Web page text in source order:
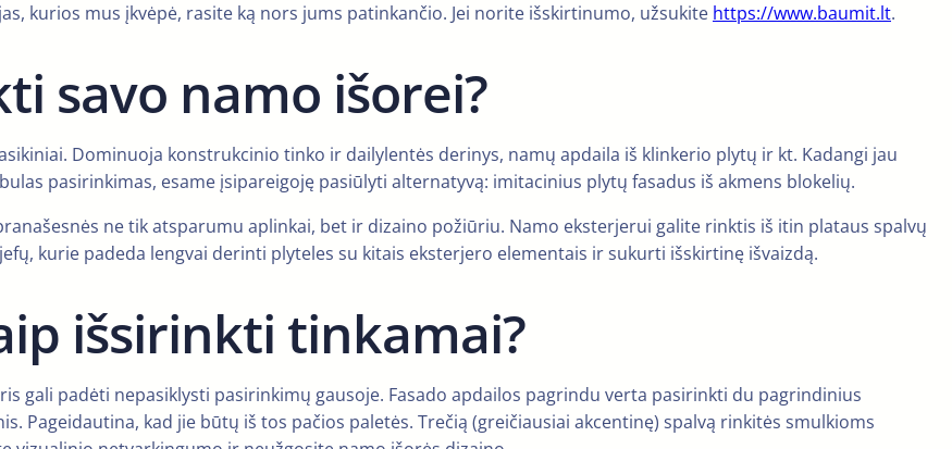
kurios mus įkvėpė, rasite ką nors jums patinkančio. Jei norite išskirtinumo, užsukite https://www.baumit.lt.
savo namo išorei?
Dominuoja konstrukcinio tinko ir dailylentės derinys, namų apdaila iš klinkerio plytų ir kt. Kadangi jau
pasirinkimas, esame įsipareigoję pasiūlyti alternatyvą: imitacinius plytų fasadus iš akmens blokelių.
ne tik atsparumu aplinkai, bet ir dizaino požiūriu. Namo eksterjerui galite rinktis iš itin plataus spalvų
kurie padeda lengvai derinti plyteles su kitais eksterjero elementais ir sukurti išskirtinę išvaizdą.
išsirinkti tinkamai?
gali padėti nepasiklysti pasirinkimų gausoje. Fasado apdailos pagrindu verta pasirinkti du pagrindinius
Pageidautina, kad jie būtų iš tos pačios paletės. Trečią (greičiausiai akcentinę) spalvą rinkitės smulkioms